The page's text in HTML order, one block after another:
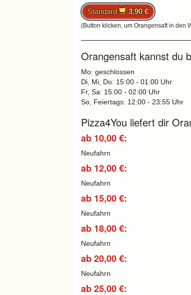
Standard 3,90 €
(Button klicken, um Orangensaft in den
Orangensaft kannst du
Mo: geschlossen
Di, Mi, Do: 15:00 - 01:00 Uhr
Fr, Sa: 15:00 - 02:00 Uhr
So, Feiertags: 12:00 - 23:55 Uhr
Pizza4You liefert dir
ab 10,00 €:
Neufahrn
ab 12,00 €:
Neufahrn
ab 15,00 €:
Neufahrn
ab 18,00 €:
Neufahrn
ab 20,00 €:
Neufahrn
ab 25,00 €: